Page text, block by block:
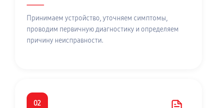
Принимаем устройство, уточняем симптомы,
проводим первичную диагностику и определяем
причину неисправности.
02